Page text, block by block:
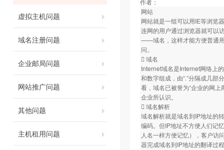
虚拟主机问题
域名注册问题
企业邮局问题
网站推广问题
其他问题
主机租用问题
作者：
网站
网站就是一组可以用IE等浏览
连网的用户通过浏览器就可以
——域名，这样才能方便普通
问。
 域名
Internet域名是Internet网络上
和数字组成，由“.”分隔成几部
看，域名已被誉为“企业的网
企业所认识。
 域名解析
域名解析就是域名到IP地址的
编码。但IP地址不方便人们记
人名一样方便记忆），客户访
器完成域名到IP地址的翻译过